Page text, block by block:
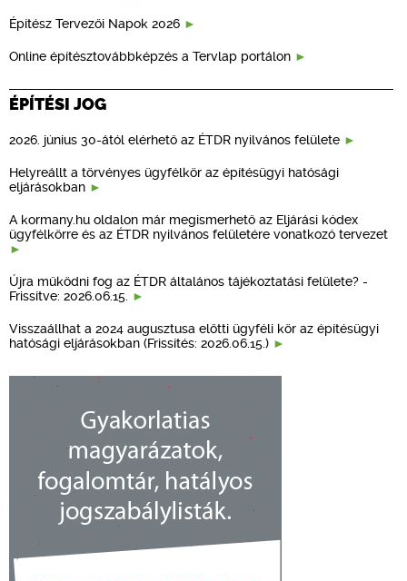
Építész Tervezői Napok 2026
Online építésztovábbképzés a Tervlap portálon
ÉPÍTÉSI JOG
2026. június 30-ától elérhető az ÉTDR nyilvános felülete
Helyreállt a törvényes ügyfélkör az építésügyi hatósági
eljárásokban
A kormany.hu oldalon már megismerhető az Eljárási kódex
ügyfélkörre és az ÉTDR nyilvános felületére vonatkozó tervezet
Újra működni fog az ÉTDR általános tájékoztatási felülete? -
Frissítve: 2026.06.15.
Visszaállhat a 2024 augusztusa előtti ügyféli kör az építésügyi
hatósági eljárásokban (Frissítés: 2026.06.15.)